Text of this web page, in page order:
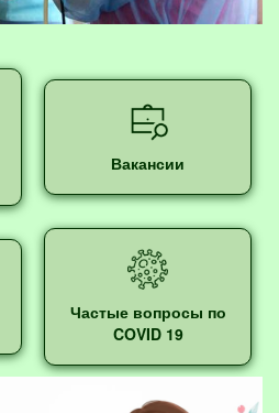
Вакансии
Частые вопросы по
COVID 19